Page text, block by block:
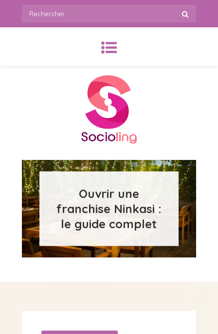
Rechercher
:
SoCioling.org
Ouvrir une
franchise Ninkasi :
le guide complet